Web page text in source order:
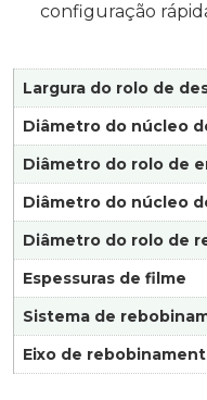
configuração
Largura do rolo de
Diâmetro do núcleo
Diâmetro do rolo de
Diâmetro do núcleo
Diâmetro do rolo de
Espessuras de filme
Sistema de
Eixo de